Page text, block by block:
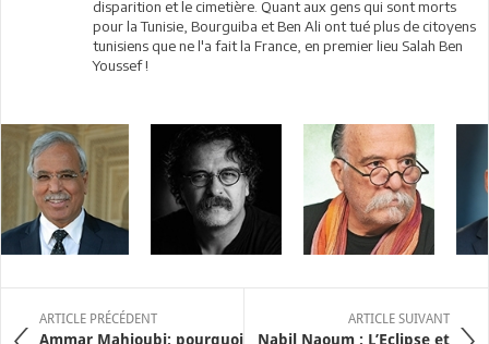
disparition et le cimetière. Quant aux gens qui sont morts
pour la Tunisie, Bourguiba et Ben Ali ont tué plus de citoyens
tunisiens que ne l'a fait la France, en premier lieu Salah Ben
Youssef !
ARTICLE PRÉCÉDENT
Ammar Mahjoubi: pourquoi
ARTICLE SUIVANT
Nabil Naoum : L’Eclipse et